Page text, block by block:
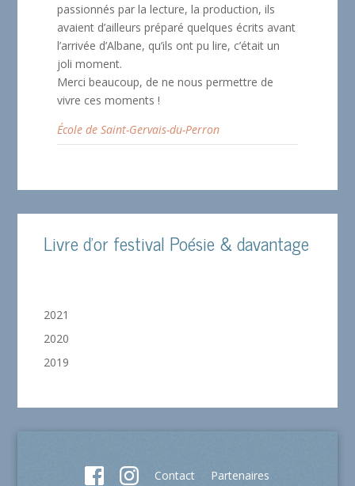
passionnés par la lecture, la production, ils
avaient d’ailleurs préparé quelques écrits avant
l’arrivée d’Albane, qu’ils ont pu lire, c’était un
joli moment.
Merci beaucoup, de ne nous permettre de
vivre ces moments !
École de Saint-Gervais-du-Perron
Livre d'or festival Poésie & davantage
2021
2020
2019
Contact Partenaires